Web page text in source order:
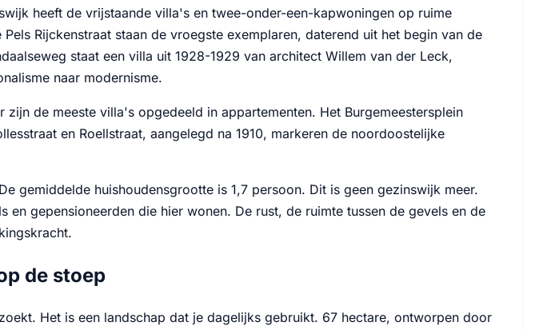
heeft de vrijstaande villa's en twee-onder-een-kapwoningen op ruime
Rijckenstraat staan de vroegste exemplaren, daterend uit het begin van de
staat een villa uit 1928-1929 van architect Willem van der Leck,
naar modernisme.
de meeste villa's opgedeeld in appartementen. Het Burgemeestersplein
en Roellstraat, aangelegd na 1910, markeren de noordoostelijke
gemiddelde huishoudensgrootte is 1,7 persoon. Dit is geen gezinswijk meer.
en gepensioneerden die hier wonen. De rust, de ruimte tussen de gevels en de
de stoep
Het is een landschap dat je dagelijks gebruikt. 67 hectare, ontworpen door